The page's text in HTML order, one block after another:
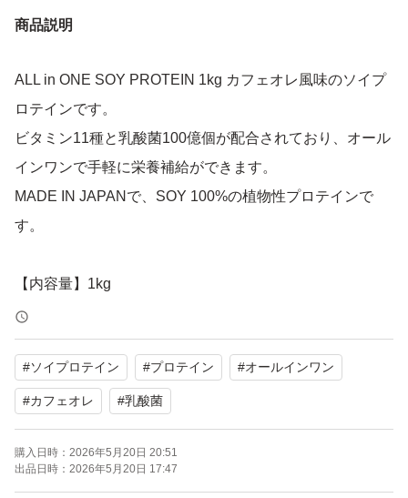
商品説明
ALL in ONE SOY PROTEIN 1kg カフェオレ風味のソイプ
ロテインです。
ビタミン11種と乳酸菌100億個が配合されており、オール
インワンで手軽に栄養補給ができます。
MADE IN JAPANで、SOY 100%の植物性プロテインで
す。
【内容量】1kg
【風味】カフェオレ
【配合成分】ビタミン11種、乳酸菌100億個
【商品の状態】未使用
よろしくお願いいたします。
#ソイプロテイン #プロテイン #オールインワン
#カフェオレ #乳酸菌
購入日時： 2026年5月20日 20:51
出品日時： 2026年5月20日 17:47